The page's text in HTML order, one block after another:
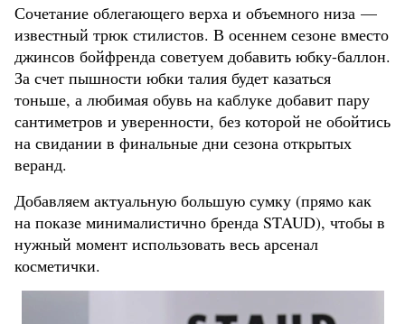
Сочетание облегающего верха и объемного низа —
известный трюк стилистов. В осеннем сезоне вместо
джинсов бойфренда советуем добавить юбку-баллон.
За счет пышности юбки талия будет казаться
тоньше, а любимая обувь на каблуке добавит пару
сантиметров и уверенности, без которой не обойтись
на свидании в финальные дни сезона открытых
веранд.
Добавляем актуальную большую сумку (прямо как
на показе минималистично бренда STAUD), чтобы в
нужный момент использовать весь арсенал
косметички.